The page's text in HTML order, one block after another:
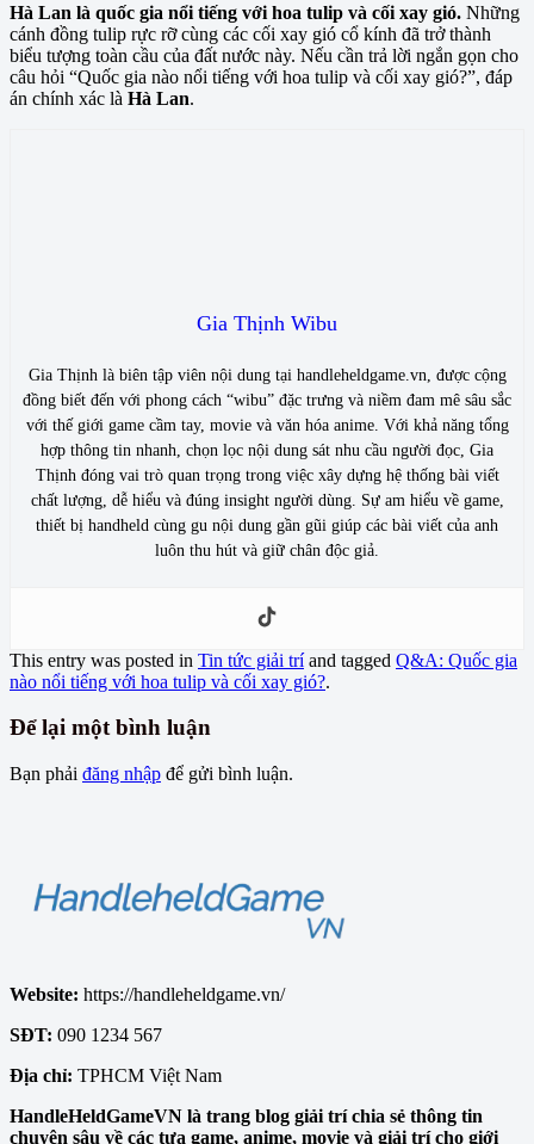
Hà Lan là quốc gia nổi tiếng với hoa tulip và cối xay gió. Những
cánh đồng tulip rực rỡ cùng các cối xay gió cổ kính đã trở thành
biểu tượng toàn cầu của đất nước này. Nếu cần trả lời ngắn gọn cho
câu hỏi “Quốc gia nào nổi tiếng với hoa tulip và cối xay gió?”, đáp
án chính xác là Hà Lan.
Gia Thịnh Wibu
Gia Thịnh là biên tập viên nội dung tại handleheldgame.vn, được cộng
đồng biết đến với phong cách “wibu” đặc trưng và niềm đam mê sâu sắc
với thế giới game cầm tay, movie và văn hóa anime. Với khả năng tổng
hợp thông tin nhanh, chọn lọc nội dung sát nhu cầu người đọc, Gia
Thịnh đóng vai trò quan trọng trong việc xây dựng hệ thống bài viết
chất lượng, dễ hiểu và đúng insight người dùng. Sự am hiểu về game,
thiết bị handheld cùng gu nội dung gần gũi giúp các bài viết của anh
luôn thu hút và giữ chân độc giả.
This entry was posted in Tin tức giải tríand tagged Q&A: Quốc gia
nào nổi tiếng với hoa tulip và cối xay gió?.
Để lại một bình luận
Bạn phải đăng nhập để gửi bình luận.
Website: https://handleheldgame.vn/
SĐT: 090 1234 567
Địa chỉ: TPHCM Việt Nam
HandleHeldGameVN là trang blog giải trí chia sẻ thông tin
chuyên sâu về các tựa game, anime, movie và giải trí cho giới